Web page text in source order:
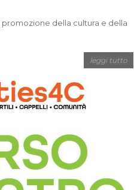
promozione della cultura e della
leggi tutto